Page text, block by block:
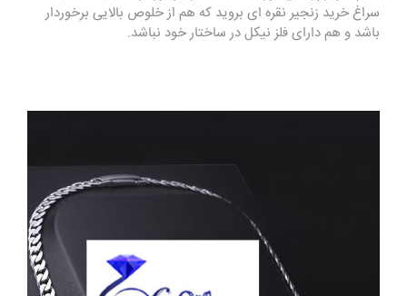
سراغ خرید زنجیر نقره ای بروید که هم از خلوص بالایی برخوردار
باشد و هم دارای فلز نیکل در ساختار خود نباشد.